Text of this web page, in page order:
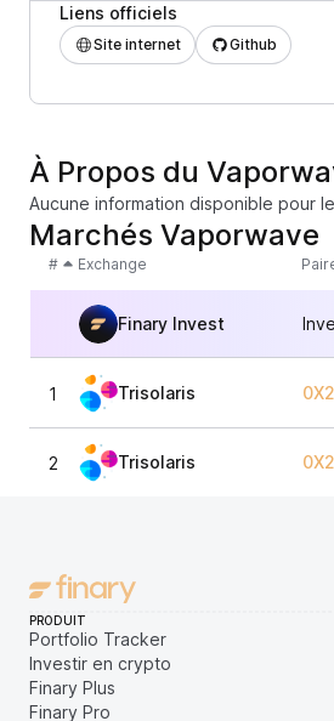
Liens officiels
Site internet Github
À Propos du
Aucune information disponible pour
Marchés Vaporwave
# Exchange
Finary Invest
1 Trisolaris
2 Trisolaris
PRODUIT
Portfolio Tracker
Investir en crypto
Finary Plus
Finary Pro